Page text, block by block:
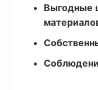
Выгодные